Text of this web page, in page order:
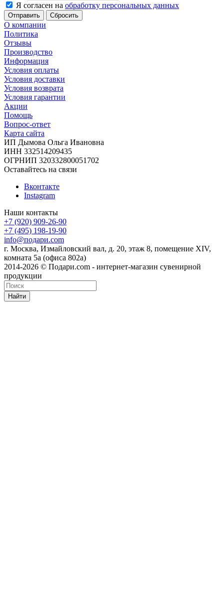
Я согласен на обработку персональных данных
Сбросить
О компании
Политика
Отзывы
Производство
Информация
Условия оплаты
Условия доставки
Условия возврата
Условия гарантии
Акции
Помощь
Вопрос-ответ
Карта сайта
ИП Дымова Ольга Ивановна
ИНН 332514209435
ОГРНИП 320332800051702
Оставайтесь на связи
Вконтакте
Instagram
Наши контакты
+7 (920) 909-26-90
+7 (495) 198-19-90
info@подари.com
г. Москва, Измайловский вал, д. 20, этаж 8, помещение XIV,
комната 5а (офиса 802а)
2014-2026 © Подари.com - интернет-магазин сувенирной
продукции
Найти